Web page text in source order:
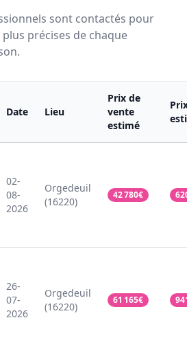
sont contactés pour
précises de chaque
Date Lieu
Prix de
vente
estimé
02-
08-
2026
Orgedeuil
(16220)
42 780€
26-
07-
2026
Orgedeuil
(16220)
61 165€